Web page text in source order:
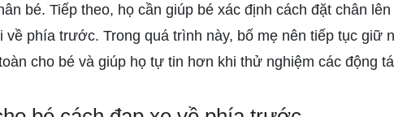
bé. Tiếp theo, họ cần giúp bé xác định cách đặt chân
về phía trước. Trong quá trình này, bố mẹ nên tiếp tục giữ
cho bé và giúp họ tự tin hơn khi thử nghiệm các động